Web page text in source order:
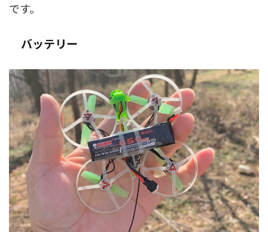
です。
バッテリー